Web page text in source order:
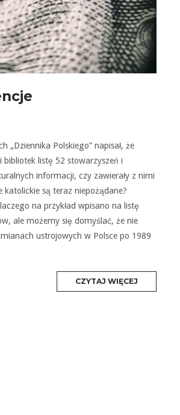
„Dziennika Polskiego” napisał, że
listę 52 stowarzyszeń i
informacji, czy zawierały z nimi
są teraz niepożądane?
na przykład wpisano na listę
ale możemy się domyślać, że nie
ustrojowych w Polsce po 1989
CZYTAJ WIĘCEJ